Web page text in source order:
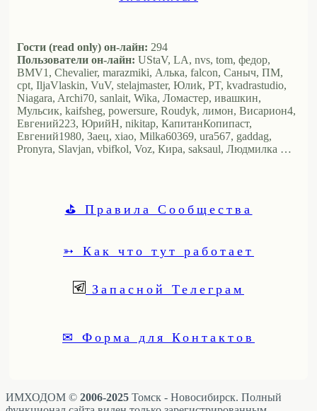
Гости (read only) он-лайн: 294
Пользователи он-лайн: UStaV, LA, nvs, tom, федор,
BMV1, Chevalier, marazmiki, Алька, falcon, Саныч, ПМ,
cpt, IljaVlaskin, VuV, stelajmaster, Юлиk, PT, kvadrastudio,
Niagara, Archi70, sanlait, Wika, Ломастер, ивашкин,
Мульсик, kaifsheg, powersure, Roudyk, лимон, Висариoн4,
Евгений223, ЮрийН, nikitap, КапитанКопипаст,
Евгений1980, Заец, xiao, Milka60369, ura567, gaddag,
Pronyra, Slavjan, vbifkol, Voz, Кира, saksaul, Людмилка …
⛳ Правила Сообщества
➳ Как что тут работает
Запасной Телеграм
✉ Форма для Контактов
ИМХОДОМ © 2006-2025 Томск - Новосибирск. Полный